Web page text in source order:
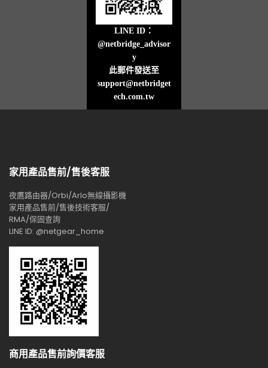
LINE ID：
@netbridge_advisor
y
此郵件發送至
support@netbridget
ech.com.tw
家用產品售前/售後客服
夜鷹路由器/Orbi/Arlo無線攝影機
家用產品售前/售後技術客服/
RMA/保固查詢
LINE ID: @netgear_home
商用產品售前詢價客服